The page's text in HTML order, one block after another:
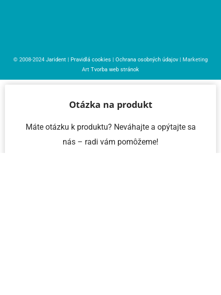
© 2008-2024 Jarident | Pravidlá cookies | Ochrana osobných údajov | Marketing
Art Tvorba web stránok
Otázka na produkt
Máte otázku k produktu? Neváhajte a opýtajte sa
nás – radi vám pomôžeme!